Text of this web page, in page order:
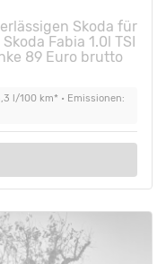
Skoda für
Fabia 1.0l TSI
89 Euro brutto
l/100 km* • Emissionen: